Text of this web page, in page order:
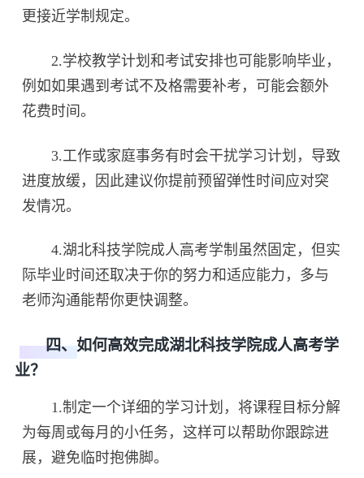
更接近学制规定。
2.学校教学计划和考试安排也可能影响毕业，
例如如果遇到考试不及格需要补考，可能会额外
花费时间。
3.工作或家庭事务有时会干扰学习计划，导致
进度放缓，因此建议你提前预留弹性时间应对突
发情况。
4.湖北科技学院成人高考学制虽然固定，但实
际毕业时间还取决于你的努力和适应能力，多与
老师沟通能帮你更快调整。
四、如何高效完成湖北科技学院成人高考学
业？
1.制定一个详细的学习计划，将课程目标分解
为每周或每月的小任务，这样可以帮助你跟踪进
展，避免临时抱佛脚。